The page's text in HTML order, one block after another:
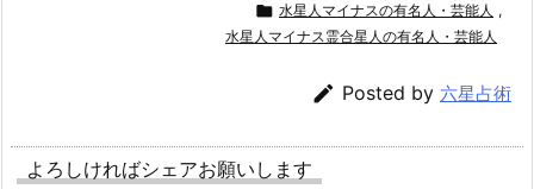
 水星人マイナスの有名人・芸能人 ,
水星人マイナス霊合星人の有名人・芸能人
 Posted by 六星占術
よろしければシェアお願いします